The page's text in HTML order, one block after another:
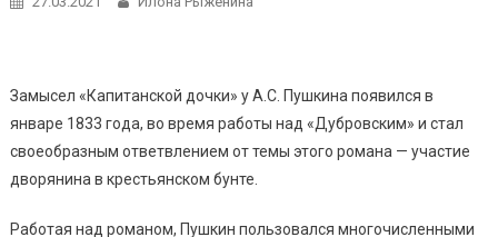
Замысел «Капитанской дочки» у А.С. Пушкина появился в
январе 1833 года, во время работы над «Дубровским» и стал
своеобразным ответвлением от темы этого романа — участие
дворянина в крестьянском бунте.
Работая над романом, Пушкин пользовался многочисленными